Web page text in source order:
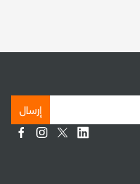
إرسال